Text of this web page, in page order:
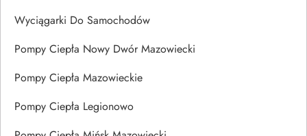
Wyciągarki Do Samochodów
Pompy Ciepła Nowy Dwór Mazowiecki
Pompy Ciepła Mazowieckie
Pompy Ciepła Legionowo